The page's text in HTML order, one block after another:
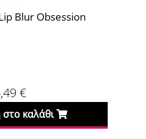
Blur Obsession
€
καλάθι